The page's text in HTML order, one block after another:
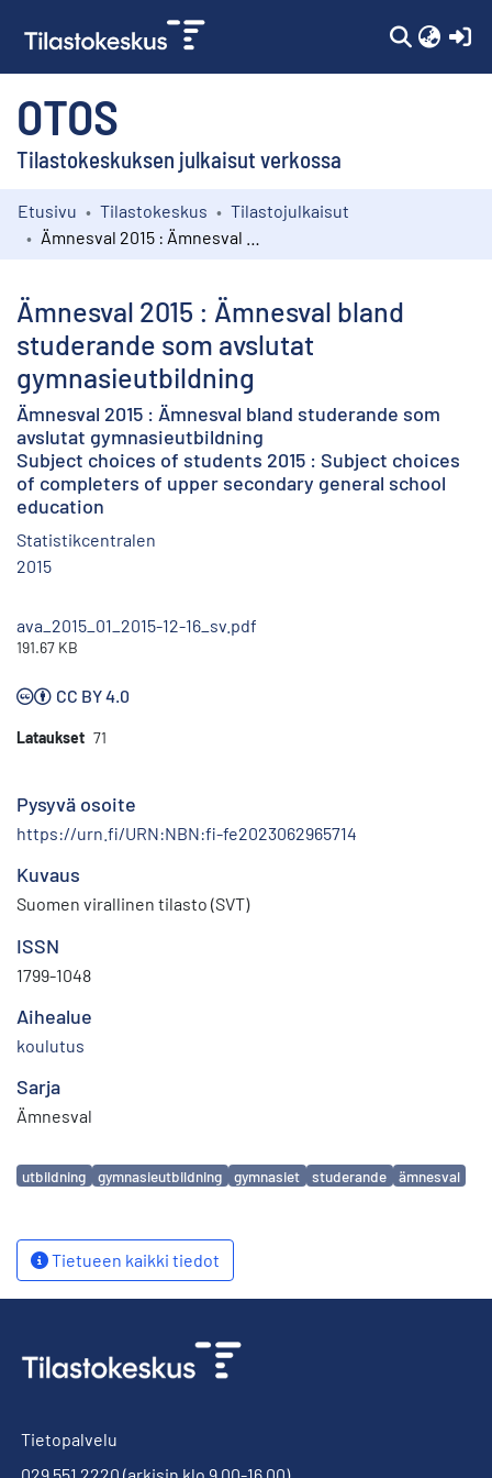
OTOS
Tilastokeskuksen julkaisut verkossa
Kokoelmat
Etusivu Tilastokeskus
Tilastojulkaisut
Ämnesval 2015 : Ämnesval bland
studerande som avslutat
gymnasieutbildning
Ämnesval 2015 : Ämnesval bland studerande som
avslutat gymnasieutbildning
Subject choices of students 2015 : Subject choices
of completers of upper secondary general school
education
Statistikcentralen
2015
ava_2015_01_2015-12-16_sv.pdf
191.67 KB
CC BY 4.0
Lataukset 71
Pysyvä osoite
https://urn.fi/URN:NBN:fi-fe2023062965714
Kuvaus
Suomen virallinen tilasto (SVT)
ISSN
1799-1048
Aihealue
koulutus
Sarja
Ämnesval
Avainsanat
utbildning gymnasieutbildning gymnasiet studerande ämnesval
Tietueen kaikki tiedot
Tietopalvelu